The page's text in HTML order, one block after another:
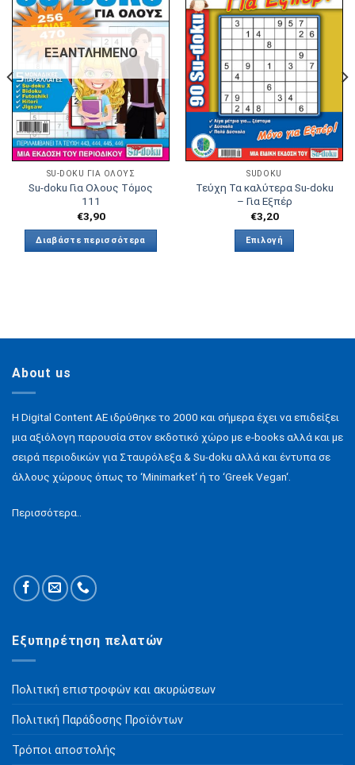
Πρόσθήκη
στην λίστα
επιθυμιών
ΕΞΑΝΤΛΗΜΈΝΟ
SU-DOKU ΓΙΑ ΟΛΟΥΣ
Su-doku Για Ολους Τόμος
111
€3,90
Διαβάστε περισσότερα
Πρόσθήκη
στην λίστα
επιθυμιών
SUDOKU
Τεύχη Τα καλύτερα Su-doku
– Για Εξπέρ
€3,20
Επιλογή
παραλλαγές.
επιλεγούν
στη
σελίδα
του
About us
H Digital Content ΑΕ ιδρύθηκε το 2000 και σήμερα έχει να επιδείξει
μια αξιόλογη παρουσία στον εκδοτικό χώρο με e-books αλλά και με
σειρά περιοδικών για Σταυρόλεξα & Su-doku αλλά και έντυπα σε
άλλους χώρους όπως το ‘Minimarket‘ ή το ‘Greek Vegan‘.
Περισσότερα..
Εξυπηρέτηση πελατών
Πολιτική επιστροφών και ακυρώσεων
Πολιτική Παράδοσης Προϊόντων
Τρόποι αποστολής